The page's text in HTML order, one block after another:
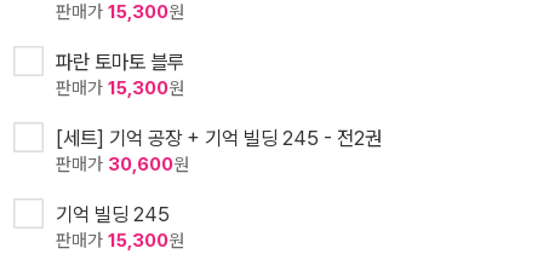
판매가 15,300원
파란 토마토 블루
판매가 15,300원
[세트] 기억 공장 + 기억 빌딩 245 - 전2권
판매가 30,600원
기억 빌딩 245
판매가 15,300원